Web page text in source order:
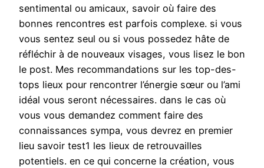
sentimental ou amicaux, savoir où faire des
bonnes rencontres est parfois complexe. si vous
vous sentez seul ou si vous possedez hâte de
réfléchir à de nouveaux visages, vous lisez le bon
le post. Mes recommandations sur les top-des-
tops lieux pour rencontrer l’énergie sœur ou l’ami
idéal vous seront nécessaires. dans le cas où
vous vous demandez comment faire des
connaissances sympa, vous devrez en premier
lieu savoir test1 les lieux de retrouvailles
potentiels. en ce qui concerne la création, vous